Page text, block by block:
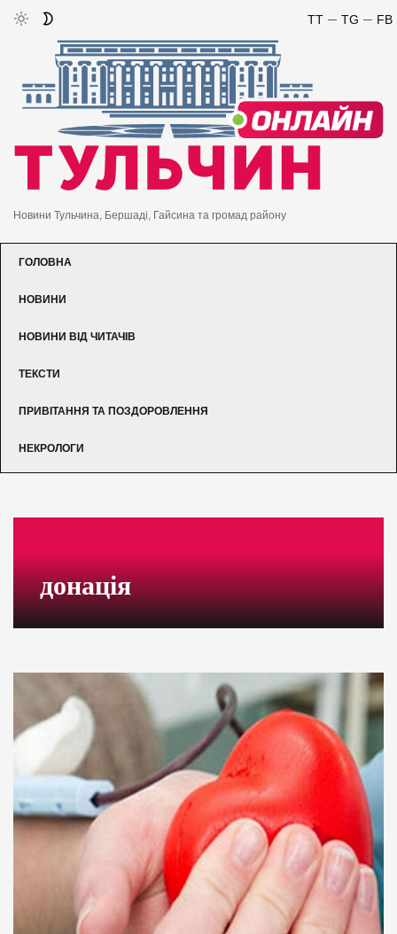
FB
TG
TT
Новини Тульчина, Бершаді, Гайсина та громад району
ГОЛОВНА
НОВИНИ
НОВИНИ ВІД ЧИТАЧІВ
ТЕКСТИ
ПРИВІТАННЯ ТА ПОЗДОРОВЛЕННЯ
НЕКРОЛОГИ
донація